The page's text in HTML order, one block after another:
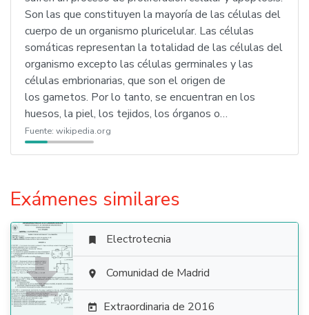
Son las que constituyen la mayoría de las células del
cuerpo de un organismo pluricelular. Las células
somáticas representan la totalidad de las células del
organismo excepto las células germinales y las
células embrionarias, que son el origen de
los gametos. Por lo tanto, se encuentran en los
huesos, la piel, los tejidos, los órganos o…
Fuente: wikipedia.org
Exámenes similares

 Electrotecnia
 Comunidad de Madrid
 Extraordinaria de 2016